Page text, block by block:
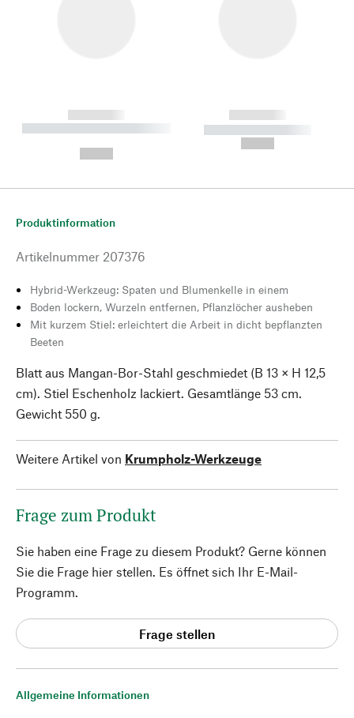
------------
----------- ----------- --------
------------
----------- -----------
Allgemeine Informationen
Produktinformation
Artikelnummer 207376
Hybrid-Werkzeug: Spaten und Blumenkelle in einem
Boden lockern, Wurzeln entfernen, Pflanzlöcher ausheben
Mit kurzem Stiel: erleichtert die Arbeit in dicht bepflanzten
Beeten
Blatt aus Mangan-Bor-Stahl geschmiedet (B 13 × H 12,5
cm). Stiel Eschenholz lackiert. Gesamtlänge 53 cm.
Gewicht 550 g.
Weitere Artikel von Krumpholz-Werkzeuge
Frage zum Produkt
Sie haben eine Frage zu diesem Produkt? Gerne können
Sie die Frage hier stellen. Es öffnet sich Ihr E-Mail-
Programm.
Frage stellen